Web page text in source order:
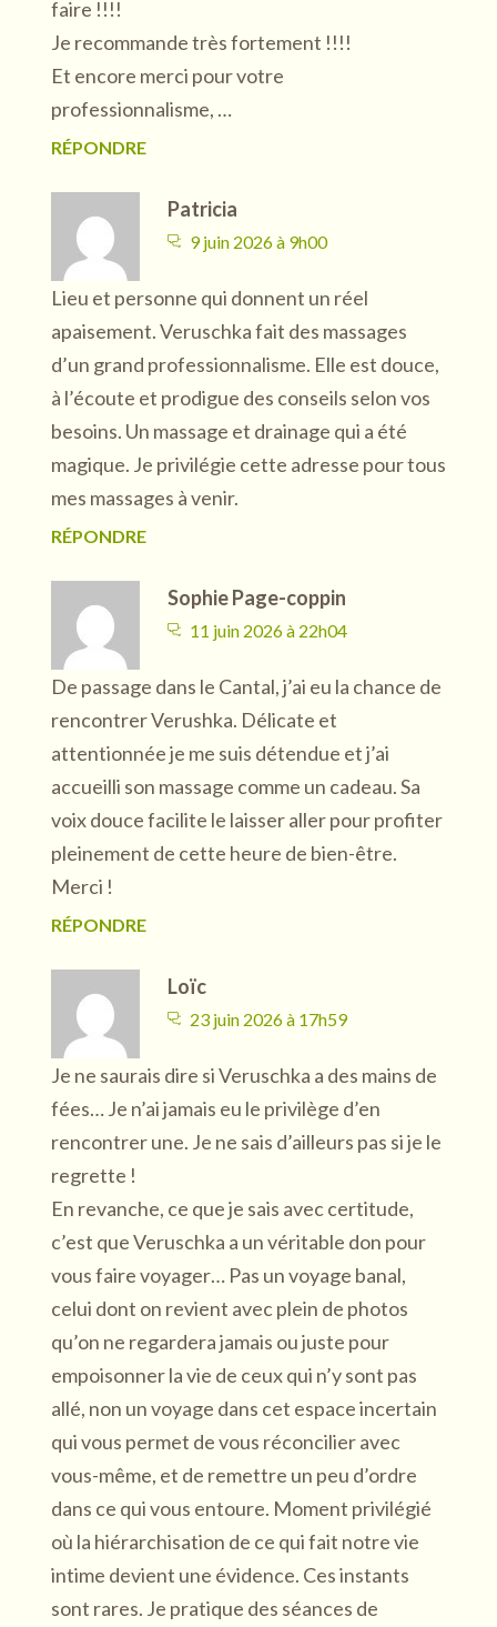
faire !!!!
Je recommande très fortement !!!!
Et encore merci pour votre
professionnalisme, …
RÉPONDRE
Patricia
9 juin 2026 à 9h00
Lieu et personne qui donnent un réel
apaisement. Veruschka fait des massages
d’un grand professionnalisme. Elle est douce,
à l’écoute et prodigue des conseils selon vos
besoins. Un massage et drainage qui a été
magique. Je privilégie cette adresse pour tous
mes massages à venir.
RÉPONDRE
Sophie Page-coppin
11 juin 2026 à 22h04
De passage dans le Cantal, j’ai eu la chance de
rencontrer Verushka. Délicate et
attentionnée je me suis détendue et j’ai
accueilli son massage comme un cadeau. Sa
voix douce facilite le laisser aller pour profiter
pleinement de cette heure de bien-être.
Merci !
RÉPONDRE
Loïc
23 juin 2026 à 17h59
Je ne saurais dire si Veruschka a des mains de
fées… Je n’ai jamais eu le privilège d’en
rencontrer une. Je ne sais d’ailleurs pas si je le
regrette !
En revanche, ce que je sais avec certitude,
c’est que Veruschka a un véritable don pour
vous faire voyager… Pas un voyage banal,
celui dont on revient avec plein de photos
qu’on ne regardera jamais ou juste pour
empoisonner la vie de ceux qui n’y sont pas
allé, non un voyage dans cet espace incertain
qui vous permet de vous réconcilier avec
vous-même, et de remettre un peu d’ordre
dans ce qui vous entoure. Moment privilégié
où la hiérarchisation de ce qui fait notre vie
intime devient une évidence. Ces instants
sont rares. Je pratique des séances de